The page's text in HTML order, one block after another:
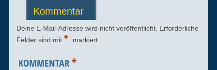
Kommentar
Deine E-Mail-Adresse wird nicht veröffentlicht. Erforderliche
Felder sind mit * markiert
KOMMENTAR*